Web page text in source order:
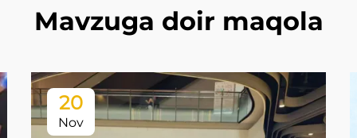
Mavzuga doir maqola
20
Nov